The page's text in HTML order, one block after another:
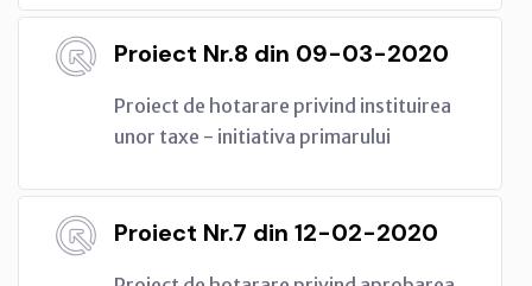
Proiect Nr.8 din 09-03-2020
Proiect de hotarare privind instituirea
unor taxe - initiativa primarului
Proiect Nr.7 din 12-02-2020